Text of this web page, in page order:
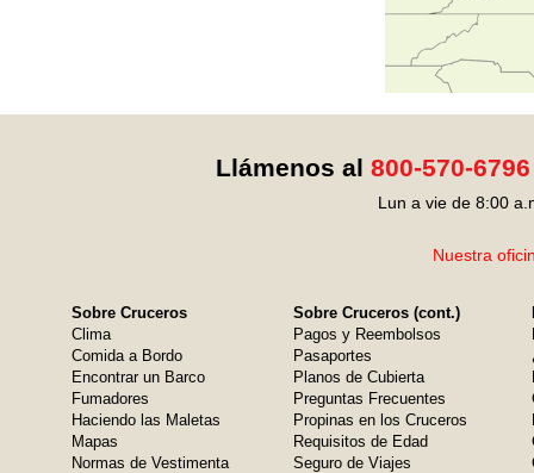
Llámenos al 800-570-6796
Lun a vie de 8:00
Nuestra
Sobre Cruceros
Clima
Comida a Bordo
Encontrar un Barco
Fumadores
Haciendo las Maletas
Mapas
Normas de Vestimenta
Sobre Cruceros (cont.)
Pagos y Reembolsos
Pasaportes
Planos de Cubierta
Preguntas Frecuentes
Propinas en los Cruceros
Requisitos de Edad
Seguro de Viajes